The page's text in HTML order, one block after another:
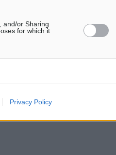
and/or Sharing
for which it
Privacy Policy